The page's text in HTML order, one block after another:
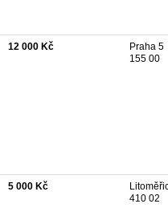
12 000 Kč
Praha 5
155 00
5 000 Kč
410 02